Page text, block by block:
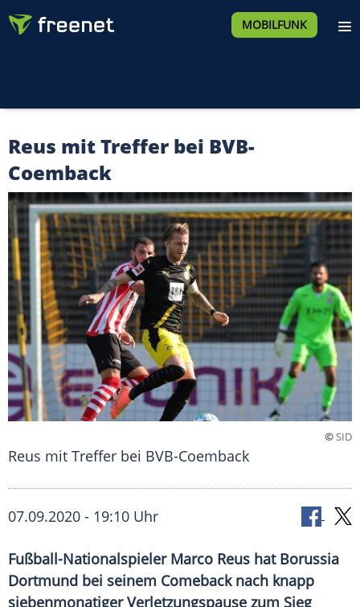
MOBILFUNK
Reus mit Treffer bei BVB-
Coemback
©SID
Reus mit Treffer bei BVB-Coemback
07.09.2020 - 19:10 Uhr
Fußball-Nationalspieler Marco Reus hat Borussia
Dortmund bei seinem Comeback nach knapp
siebenmonatiger Verletzungspause zum Sieg